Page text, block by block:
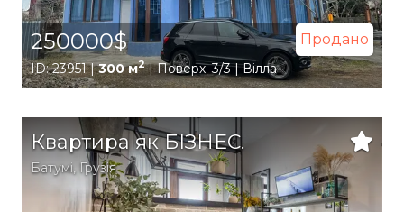
250000$ Продано
ID: 23951 |300 м2| Поверх: 3/3 | Вілла
Квартира як БІЗНЕС.
Батумі, Грузія